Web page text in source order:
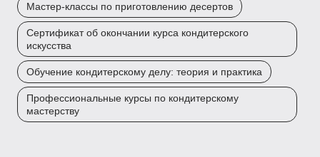
Мастер-классы по приготовлению десертов
Сертификат об окончании курса кондитерского
искусства
Обучение кондитерскому делу: теория и практика
Профессиональные курсы по кондитерскому
мастерству